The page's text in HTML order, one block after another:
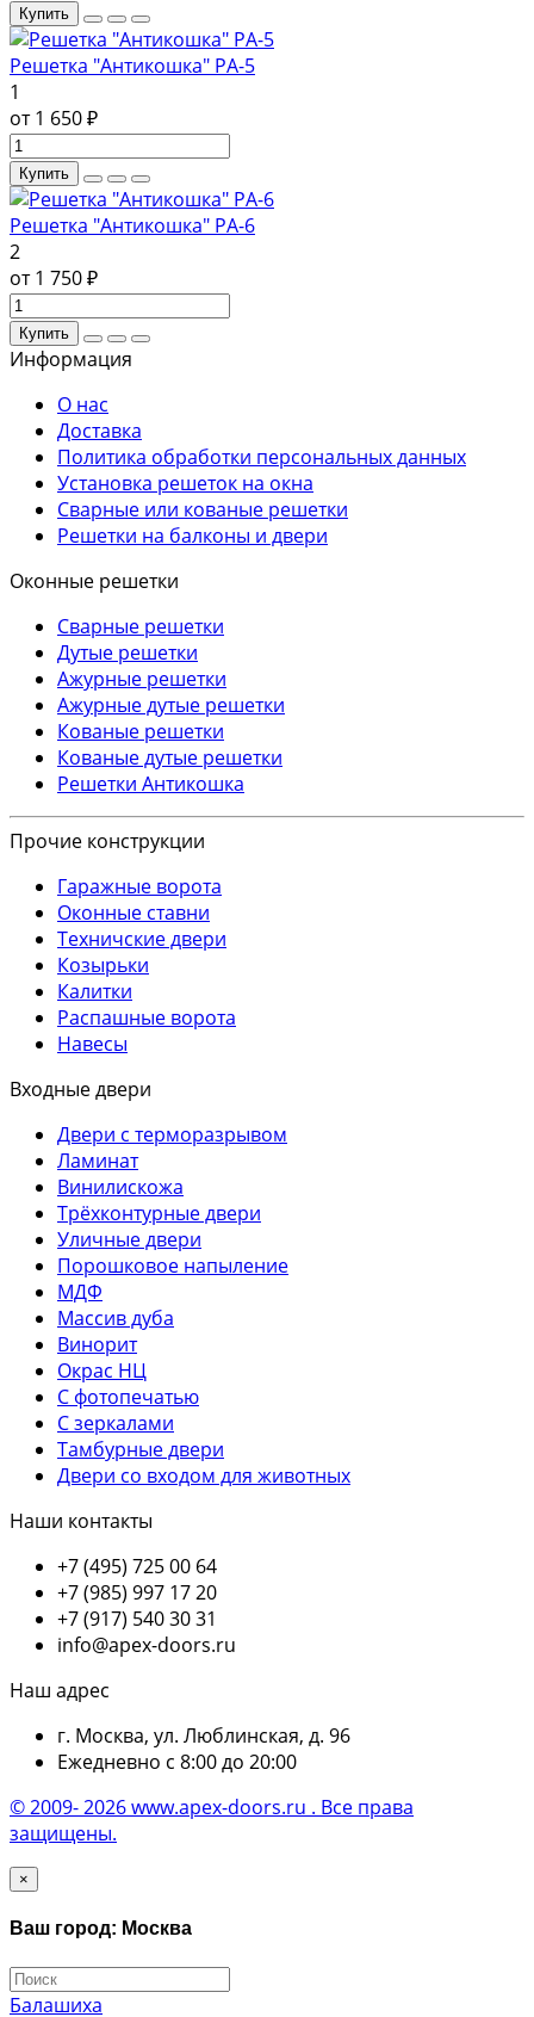
Купить
Решетка "Антикошка" РА-5
1
от 1 650 ₽
Купить
Решетка "Антикошка" РА-6
2
от 1 750 ₽
Купить
Информация
О нас
Доставка
Политика обработки персональных данных
Установка решеток на окна
Сварные или кованые решетки
Решетки на балконы и двери
Оконные решетки
Сварные решетки
Дутые решетки
Ажурные решетки
Ажурные дутые решетки
Кованые решетки
Кованые дутые решетки
Решетки Антикошка
Прочие конструкции
Гаражные ворота
Оконные ставни
Техничские двери
Козырьки
Калитки
Распашные ворота
Навесы
Входные двери
Двери с терморазрывом
Ламинат
Винилискожа
Трёхконтурные двери
Уличные двери
Порошковое напыление
МДФ
Массив дуба
Винорит
Окрас НЦ
С фотопечатью
С зеркалами
Тамбурные двери
Двери со входом для животных
Наши контакты
+7 (495) 725 00 64
+7 (985) 997 17 20
+7 (917) 540 30 31
info@apex-doors.ru
Наш адрес
г. Москва, ул. Люблинская, д. 96
Ежедневно с 8:00 до 20:00
© 2009- 2026 www.apex-doors.ru . Все права
защищены.
×
Ваш город: Москва
Балашиха